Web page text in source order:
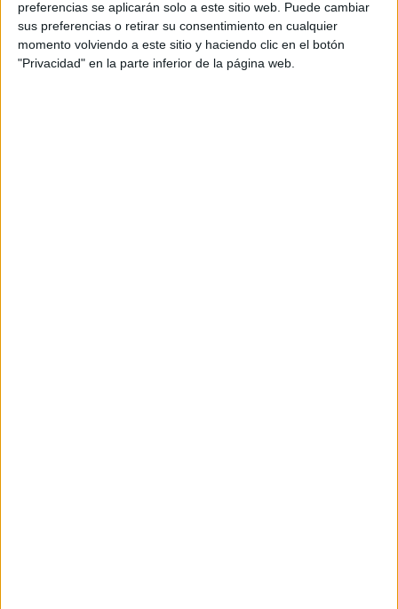
preferencias se aplicarán solo a este sitio web. Puede cambiar
sus preferencias o retirar su consentimiento en cualquier
momento volviendo a este sitio y haciendo clic en el botón
"Privacidad" en la parte inferior de la página web.